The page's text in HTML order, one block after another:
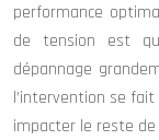
performance
de tension est
dépannage
l’intervention se
impacter le reste de